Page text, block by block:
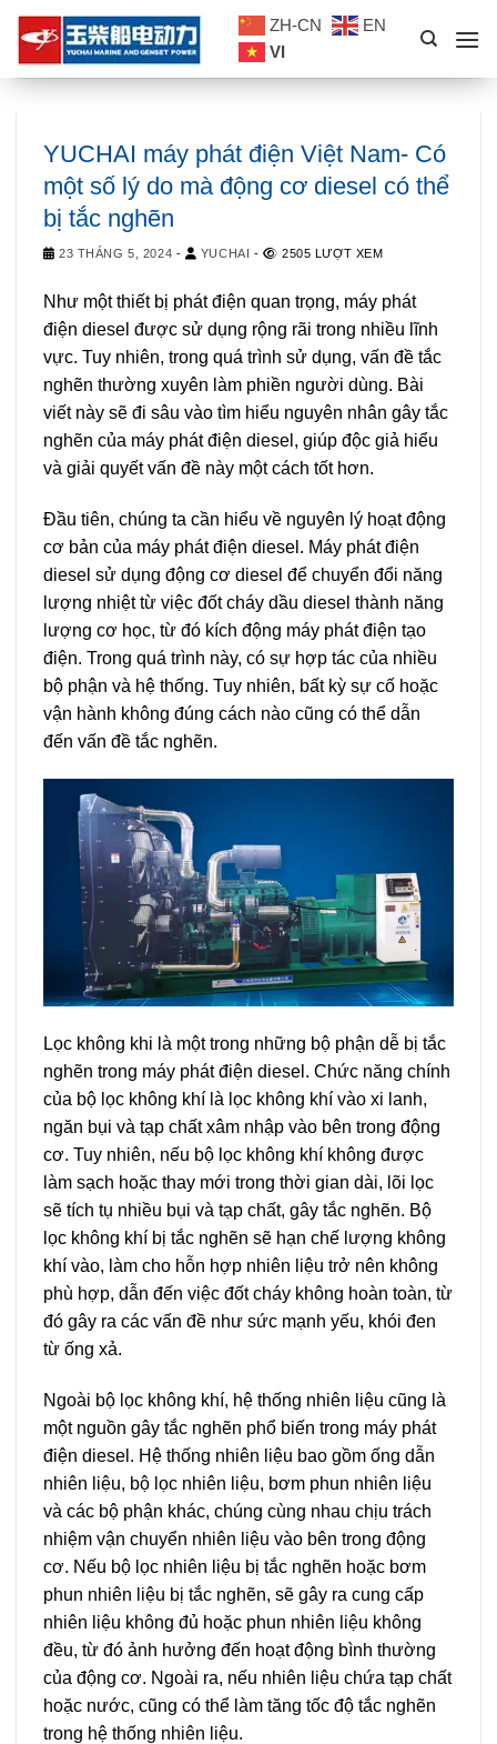
Skip
content
ZH-CN
EN
VI
YUCHAI máy phát điện Việt Nam- Có
một số lý do mà động cơ diesel có thể
bị tắc nghẽn
23 THÁNG 5, 2024 - YUCHAI - 2505 LƯỢT XEM
Như một thiết bị phát điện quan trọng, máy phát
điện diesel được sử dụng rộng rãi trong nhiều lĩnh
vực. Tuy nhiên, trong quá trình sử dụng, vấn đề tắc
nghẽn thường xuyên làm phiền người dùng. Bài
viết này sẽ đi sâu vào tìm hiểu nguyên nhân gây tắc
nghẽn của máy phát điện diesel, giúp độc giả hiểu
và giải quyết vấn đề này một cách tốt hơn.
Đầu tiên, chúng ta cần hiểu về nguyên lý hoạt động
cơ bản của máy phát điện diesel. Máy phát điện
diesel sử dụng động cơ diesel để chuyển đổi năng
lượng nhiệt từ việc đốt cháy dầu diesel thành năng
lượng cơ học, từ đó kích động máy phát điện tạo
điện. Trong quá trình này, có sự hợp tác của nhiều
bộ phận và hệ thống. Tuy nhiên, bất kỳ sự cố hoặc
vận hành không đúng cách nào cũng có thể dẫn
đến vấn đề tắc nghẽn.
Lọc không khi là một trong những bộ phận dễ bị tắc
nghẽn trong máy phát điện diesel. Chức năng chính
của bộ lọc không khí là lọc không khí vào xi lanh,
ngăn bụi và tạp chất xâm nhập vào bên trong động
cơ. Tuy nhiên, nếu bộ lọc không khí không được
làm sạch hoặc thay mới trong thời gian dài, lõi lọc
sẽ tích tụ nhiều bụi và tạp chất, gây tắc nghẽn. Bộ
lọc không khí bị tắc nghẽn sẽ hạn chế lượng không
khí vào, làm cho hỗn hợp nhiên liệu trở nên không
phù hợp, dẫn đến việc đốt cháy không hoàn toàn, từ
đó gây ra các vấn đề như sức mạnh yếu, khói đen
từ ống xả.
Ngoài bộ lọc không khí, hệ thống nhiên liệu cũng là
một nguồn gây tắc nghẽn phổ biến trong máy phát
điện diesel. Hệ thống nhiên liệu bao gồm ống dẫn
nhiên liệu, bộ lọc nhiên liệu, bơm phun nhiên liệu
và các bộ phận khác, chúng cùng nhau chịu trách
nhiệm vận chuyển nhiên liệu vào bên trong động
cơ. Nếu bộ lọc nhiên liệu bị tắc nghẽn hoặc bơm
phun nhiên liệu bị tắc nghẽn, sẽ gây ra cung cấp
nhiên liệu không đủ hoặc phun nhiên liệu không
đều, từ đó ảnh hưởng đến hoạt động bình thường
của động cơ. Ngoài ra, nếu nhiên liệu chứa tạp chất
hoặc nước, cũng có thể làm tăng tốc độ tắc nghẽn
trong hệ thống nhiên liệu.